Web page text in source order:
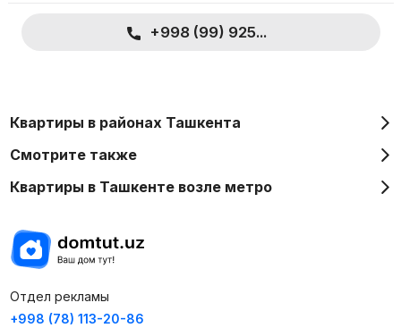
+998 (99) 925...
Квартиры в районах Ташкента
Смотрите также
Квартиры в Ташкенте возле метро
Отдел рекламы
+998 (78) 113-20-86